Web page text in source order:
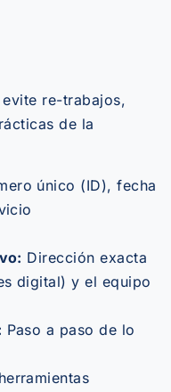
re-trabajos,
de la
único (ID), fecha
Dirección exacta
digital) y el equipo
Paso a paso de lo